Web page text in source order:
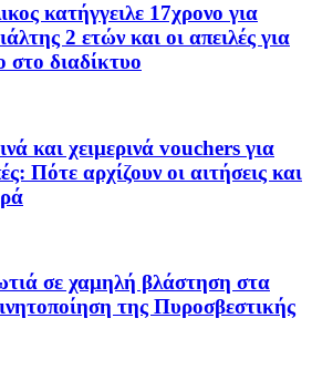
κατήγγειλε 17χρονο για
2 ετών και οι απειλές για
στο διαδίκτυο
και χειμερινά vouchers για
Πότε αρχίζουν οι αιτήσεις και
σε χαμηλή βλάστηση στα
της Πυροσβεστικής